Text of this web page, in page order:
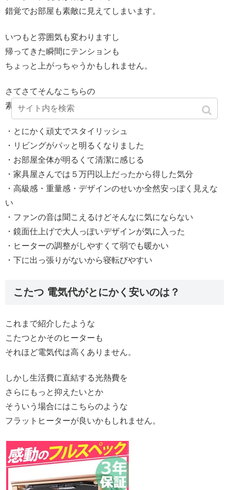
錯覚でお部屋も素敵に見えてしまいます。
いつもと雰囲気も変わりますし
帰ってきた瞬間にテンションも
ちょっと上がっちゃうかもしれません。
さてさてそんなこちらの
素敵なこたつの口コミも紹介していきますね。
・とにかく頑丈でスタイリッシュ
・リビングがパッと明るくなりました
・お部屋全体が明るくて清潔に感じる
・家具屋さんでは５万円以上だったから得した気分
・高級感・重量感・デザインのせいか全然安っぽく見えな
い
・ファンの音は聞こえるけどそんなに気にならない
・鏡面仕上げで大人っぽいデザインが気に入った
・ヒーターの調整がしやすくて弱でも暖かい
・下に出っ張りがないから寝転びやすい
こたつ 電気代がとにかく安いのは？
これまで紹介したような
こたつとかそのヒーターも
それほど電気代は高くありません。
しかし生活費に直結する光熱費を
さらにもっと抑えたいとか
そういう場合にはこちらのような
フラットヒーターが良いかもしれません。